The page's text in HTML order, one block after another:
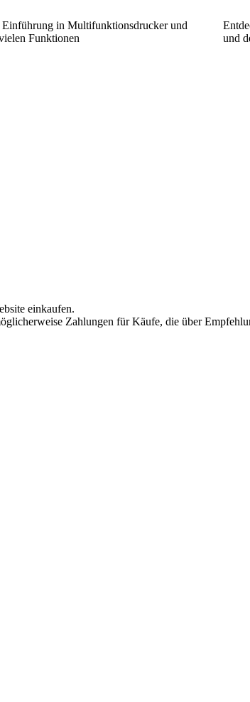
Einführung in Multifunktionsdrucker und
Funktionen
und
einkaufen.
Zahlungen für Käufe, die über